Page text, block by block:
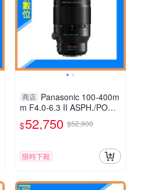
商店 Panasonic 100-400m
m F4.0-6.3 II ASPH./POWE
R O.I.S.鏡頭(100-400 II,公
司貨)
$52,750 $52,900
限時下殺